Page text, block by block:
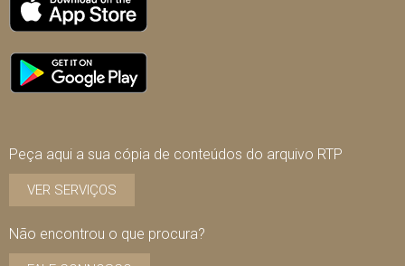
Peça aqui a sua cópia de conteúdos do arquivo RTP
VER SERVIÇOS
Não encontrou o que procura?